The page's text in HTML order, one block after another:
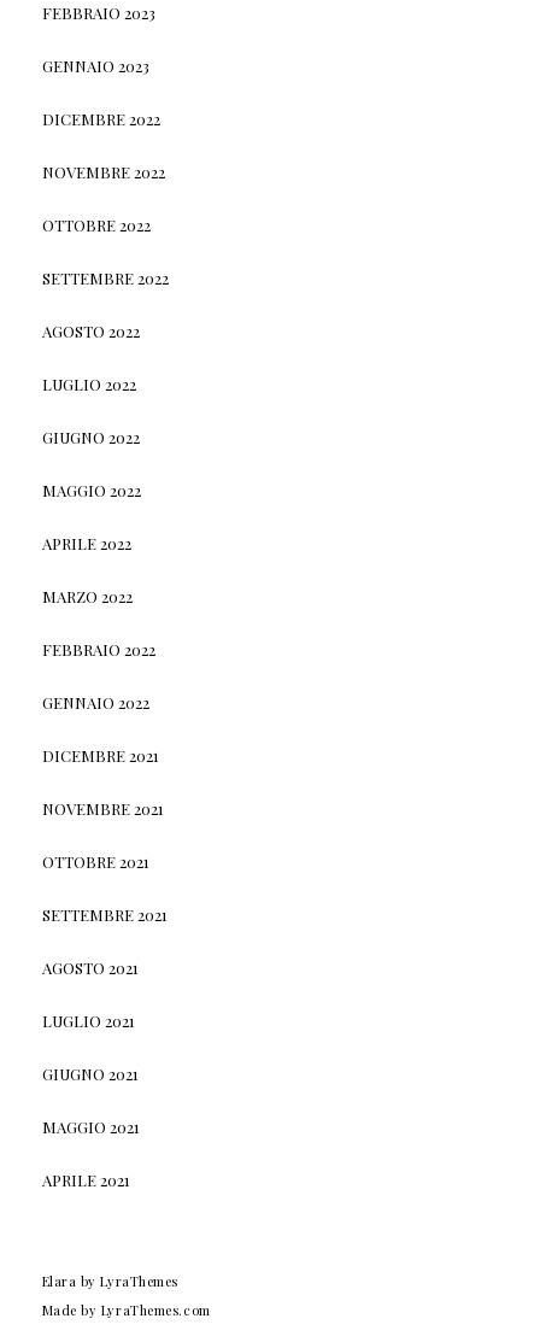
FEBBRAIO 2023
GENNAIO 2023
DICEMBRE 2022
NOVEMBRE 2022
OTTOBRE 2022
SETTEMBRE 2022
AGOSTO 2022
LUGLIO 2022
GIUGNO 2022
MAGGIO 2022
APRILE 2022
MARZO 2022
FEBBRAIO 2022
GENNAIO 2022
DICEMBRE 2021
NOVEMBRE 2021
OTTOBRE 2021
SETTEMBRE 2021
AGOSTO 2021
LUGLIO 2021
GIUGNO 2021
MAGGIO 2021
APRILE 2021
Elara by LyraThemes
Made by LyraThemes.com